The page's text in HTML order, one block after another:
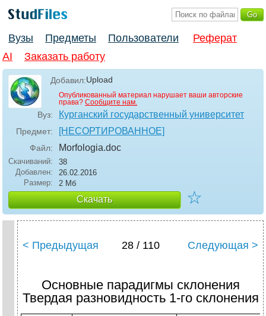
Вузы Предметы Пользователи
Реферат
AI
Заказать работу
Добавил:Upload
Опубликованный материал нарушает ваши авторские
права? Сообщите нам.
Вуз: Курганский государственный университет
Предмет: [НЕСОРТИРОВАННОЕ]
Файл: Morfologia.doc
Скачиваний:
38
Добавлен:
26.02.2016
Размер:
2 Мб
Скачать ☆
< Предыдущая 28 / 110 Следующая >
Основные парадигмы склонения
Твердая разновидность 1-го склонения